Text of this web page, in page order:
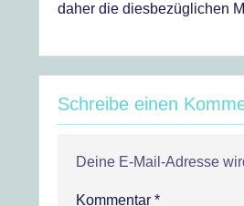
daher die diesbezüglichen
Schreibe einen
Deine E-Mail-Adresse
Kommentar *